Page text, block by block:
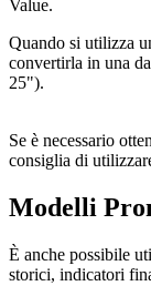
Value.
Quando si utilizza
convertirla in una
25").
Se è necessario
consiglia di
Modelli
È anche possibile
storici, indicatori